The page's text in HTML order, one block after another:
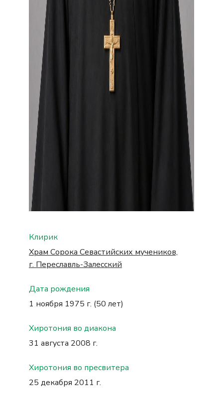
Клирик
Храм Сорока Севастийских мучеников,
г. Переславль-Залесский
Дата рождения
1 ноября 1975 г. (50 лет)
Хиротония во диакона
31 августа 2008 г.
Хиротония во пресвитера
25 декабря 2011 г.